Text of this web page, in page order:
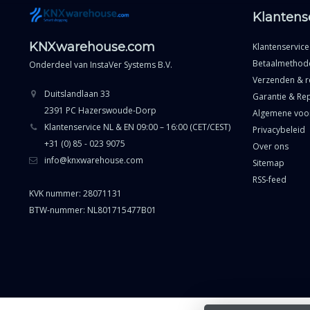
KNXwarehouse.com
Onderdeel van InstaVer Systems B.V.
Duitslandlaan 33
2391 PC Hazerswoude-Dorp
Klantenservice NL & EN 09:00 – 16:00 (CET/CEST)
+31 (0) 85 - 023 9075
info@knxwarehouse.com
KVK nummer: 28071131
BTW-nummer: NL801715477B01
Klantenservice
Verzenden &
Garantie &
Algemene
Privacybeleid
Over ons
Sitemap
RSS-feed